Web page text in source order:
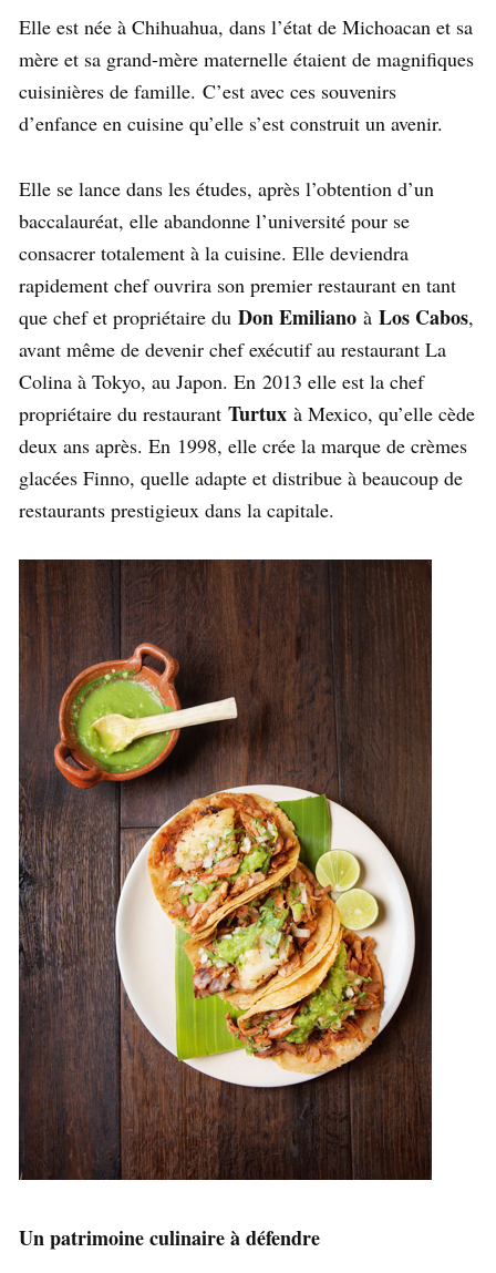
Elle est née à Chihuahua, dans l’état de Michoacan et sa
mère et sa grand-mère maternelle étaient de magnifiques
cuisinières de famille. C’est avec ces souvenirs
d’enfance en cuisine qu’elle s’est construit un avenir.
Elle se lance dans les études, après l’obtention d’un
baccalauréat, elle abandonne l’université pour se
consacrer totalement à la cuisine. Elle deviendra
rapidement chef ouvrira son premier restaurant en tant
que chef et propriétaire du Don Emiliano à Los Cabos,
avant même de devenir chef exécutif au restaurant La
Colina à Tokyo, au Japon. En 2013 elle est la chef
propriétaire du restaurant Turtux à Mexico, qu’elle cède
deux ans après. En 1998, elle crée la marque de crèmes
glacées Finno, quelle adapte et distribue à beaucoup de
restaurants prestigieux dans la capitale.
Un patrimoine culinaire à défendre